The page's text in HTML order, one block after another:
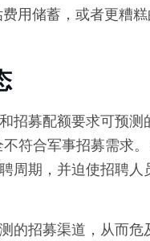
用储蓄，或者更糟
募配额要求可预测
符合军事招募需求
周期，并迫使招聘人
的招募渠道，从而危